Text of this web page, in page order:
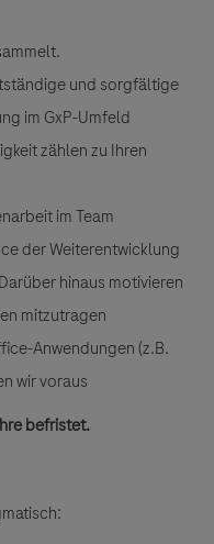
und sorgfältige
im GxP-Umfeld
zählen zu Ihren
im Team
der Weiterentwicklung
hinaus motivieren
mitzutragen
Anwendungen (z.B.
wir voraus
befristet.